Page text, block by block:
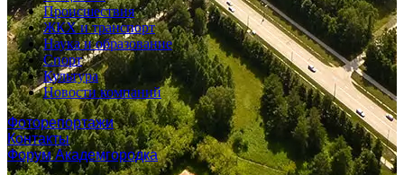
Происшествия
ЖКХ и транспорт
Наука и образование
Спорт
Культура
Новости компаний
Фоторепортажи
Контакты
Форум Академгородка